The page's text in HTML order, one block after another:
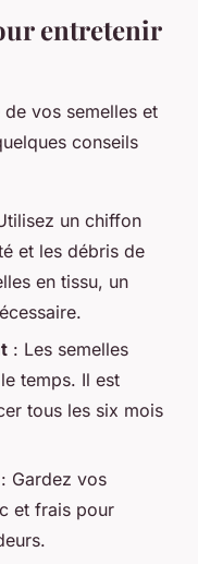
entretenir
vos semelles et
conseils
un chiffon
et les débris de
en tissu, un
: Les semelles
temps. Il est
tous les six mois
: Gardez vos
et frais pour